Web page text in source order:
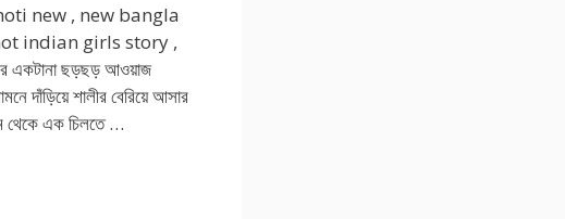
new , new bangla
indian girls story ,
একটানা ছড়ছড় আওয়াজ
দাঁড়িয়ে শালীর বেরিয়ে আসার
থেকে এক চিলতে …